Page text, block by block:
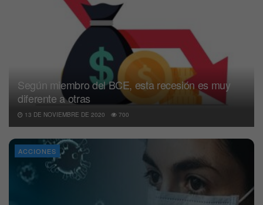
Según miembro del BCE, esta recesión es muy
diferente a otras
13 DE NOVIEMBRE DE 2020 700
ACCIONES